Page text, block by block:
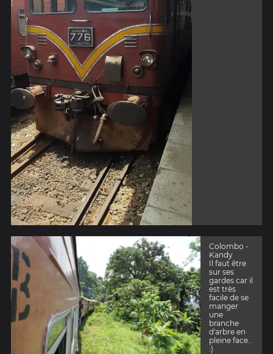
Colombo -
Kandy
Il faut être
sur ses
gardes car il
est très
facile de se
manger
une
branche
d'arbre en
pleine face..
:)